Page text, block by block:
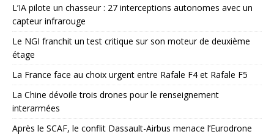
L’IA pilote un chasseur : 27 interceptions autonomes avec un
capteur infrarouge
Le NGI franchit un test critique sur son moteur de deuxième
étage
La France face au choix urgent entre Rafale F4 et Rafale F5
La Chine dévoile trois drones pour le renseignement
interarmées
Après le SCAF, le conflit Dassault-Airbus menace l’Eurodrone